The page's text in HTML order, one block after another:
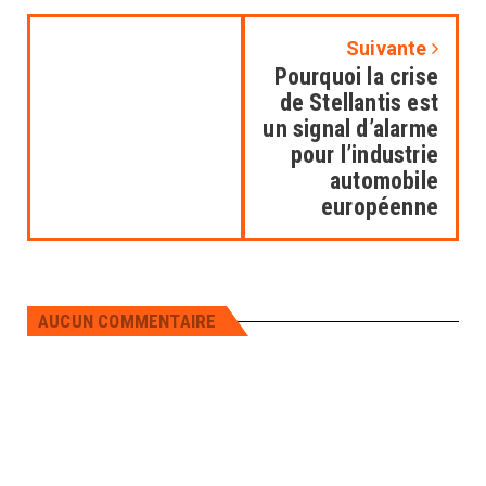
Suivante
Pourquoi la crise
de Stellantis est
un signal d’alarme
pour l’industrie
automobile
européenne
AUCUN COMMENTAIRE
Importance de la souveraineté
numérique : La souveraineté numérique
se réfère à la capacité d'un pays ou d'une
région à contrôler ses propres
infrastructures technologiques, données
et algorithmes sans dépendre
excessivement d'acteurs étrangers. Cela
permet de protéger les données
sensibles et de maintenir le contrôle sur
les technologies utilisées. 2. Initiatives
européennes pour une IA de confiance :
une IA éthique et fiable : AI Act : Ce
règlement vise à encadrer le